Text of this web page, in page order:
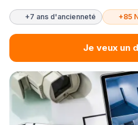
+7 ans d'ancienneté +85
Je veux un